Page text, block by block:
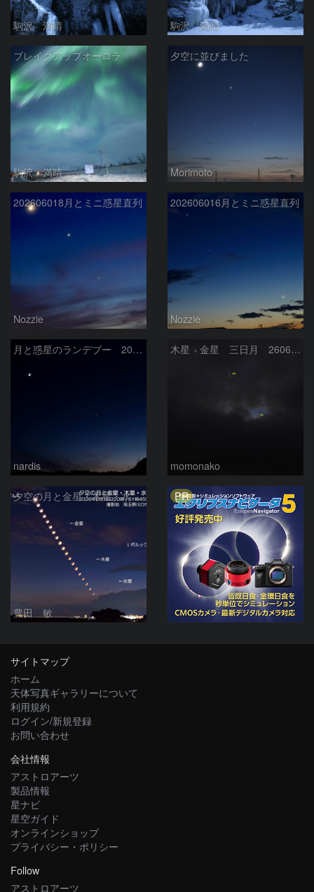
駒沢 満晴 駒沢 満晴
ブレイクアップオーロラ
駒沢 満晴
夕空に並びました
Morimoto
202606018月とミニ惑星直列
Nozzie
202606016月とミニ惑星直列
Nozzie
月と惑星のランデブー 2026/06/19
nardis
木星 金星 三日月 260618
momonako
夕空の月と金星・木星・水星の接近 2026/6/18
豊田 敏
PR
サイトマップ
ホーム
天体写真ギャラリーについて
利用規約
ログイン/新規登録
お問い合わせ
会社情報
アストロアーツ
製品情報
星ナビ
星空ガイド
オンラインショップ
プライバシー・ポリシー
Follow
アストロアーツ